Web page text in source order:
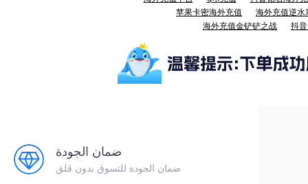
苹果卡密海外充值
海外充值逆水
海外充值金铲铲之战
抖
ضمان الجودة
ضمان الجودة للتسوق بدون قلق